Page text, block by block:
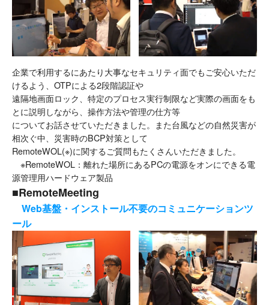
企業で利用するにあたり大事なセキュリティ面でもご安心いただ
けるよう、OTPによる2段階認証や
遠隔地画面ロック、特定のプロセス実行制限など実際の画面をも
とに説明しながら、操作方法や管理の仕方等
についてお話させていただきました。また台風などの自然災害が
相次ぐ中、災害時のBCP対策として
RemoteWOL(※)に関するご質問もたくさんいただきました。
※RemoteWOL：離れた場所にあるPCの電源をオンにできる電
源管理用ハードウェア製品
■RemoteMeeting
Web基盤・インストール不要のコミュニケーションツ
ール